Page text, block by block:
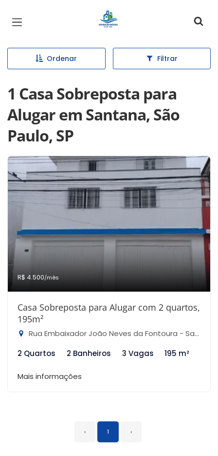
Página inicial
Ordenar Filtrar
1 Casa Sobreposta para
Alugar em Santana, São
Paulo, SP
R$ 4.500/mês
Casa Sobreposta para Alugar com 2 quartos,
195m²
Rua Embaixador João Neves da Fontoura - Santana, São Paulo-SP
2 Quartos
2 Banheiros 3 Vagas 195 m²
Mais informações
‹ 1 ›